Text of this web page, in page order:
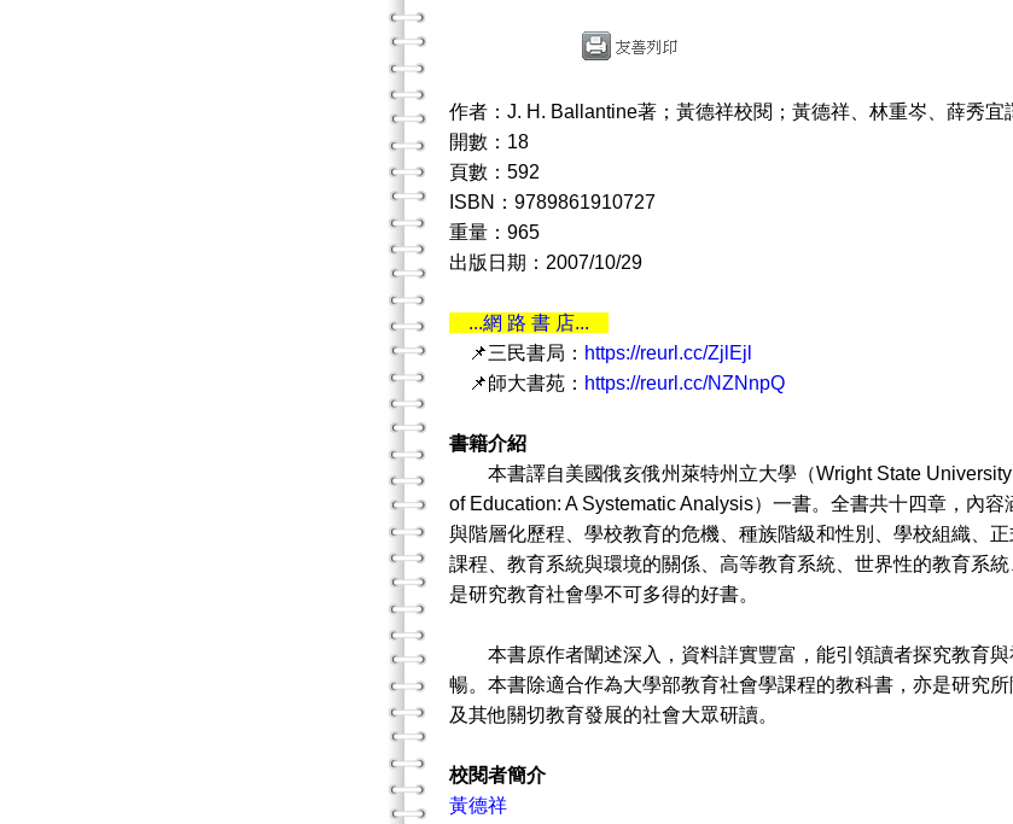
作者：J. H. Ballantine著；黃德祥校閱；黃德祥、林重岑、薛秀宜
開數：18
頁數：592
ISBN：9789861910727
重量：965
出版日期：2007/10/29
...網 路 書 店...
📌三民書局： https://reurl.cc/ZjlEjl
📌師大書苑： https://reurl.cc/NZNnpQ
書籍介紹
本書譯自美國俄亥俄州萊特州立大學（Wright State
of Education: A Systematic Analysis）一書。全書共十四章，內
與階層化歷程、學校教育的危機、種族階級和性別、學校組織、
課程、教育系統與環境的關係、高等教育系統、世界性的教育系
是研究教育社會學不可多得的好書。
本書原作者闡述深入，資料詳實豐富，能引領讀者探究教育與
暢。本書除適合作為大學部教育社會學課程的教科書，亦是研究
及其他關切教育發展的社會大眾研讀。
校閱者簡介
黃德祥